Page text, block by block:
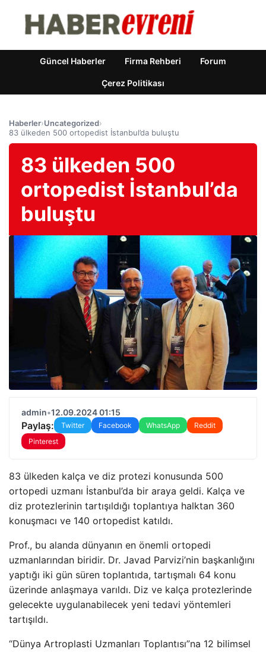
Güncel Haberler Firma Rehberi Forum
Çerez Politikası
Haberler›Uncategorized›
83 ülkeden 500 ortopedist İstanbul’da buluştu
83 ülkeden 500
ortopedist İstanbul’da
buluştu
admin•12.09.2024 01:15
Paylaş: Twitter Facebook WhatsApp
Reddit
Pinterest
83 ülkeden kalça ve diz protezi konusunda 500
ortopedi uzmanı İstanbul’da bir araya geldi. Kalça ve
diz protezlerinin tartışıldığı toplantıya halktan 360
konuşmacı ve 140 ortopedist katıldı.
Prof., bu alanda dünyanın en önemli ortopedi
uzmanlarından biridir. Dr. Javad Parvizi’nin başkanlığını
yaptığı iki gün süren toplantıda, tartışmalı 64 konu
üzerinde anlaşmaya varıldı. Diz ve kalça protezlerinde
gelecekte uygulanabilecek yeni tedavi yöntemleri
tartışıldı.
“Dünya Artroplasti Uzmanları Toplantısı”na 12 bilimsel